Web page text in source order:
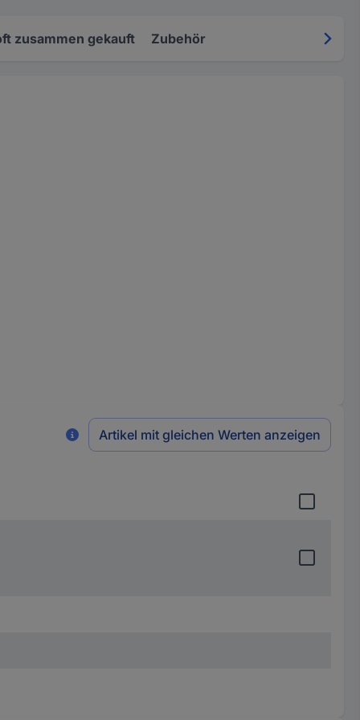
zusammen gekauft Zubehör
Artikel mit gleichen Werten anzeigen